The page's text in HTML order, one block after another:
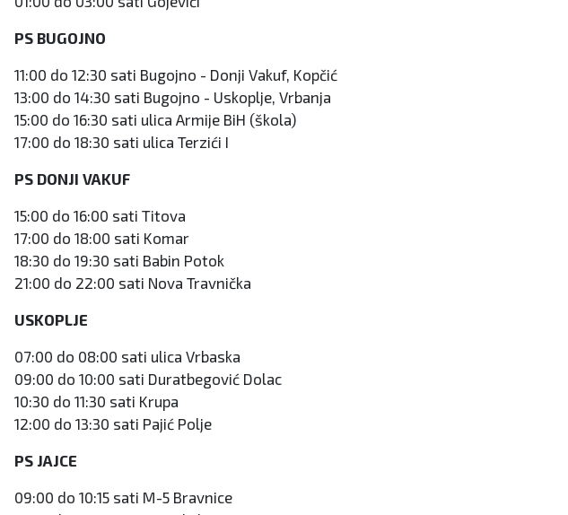
PS BUGOJNO
11:00 do 12:30 sati Bugojno - Donji Vakuf, Kopčić
13:00 do 14:30 sati Bugojno - Uskoplje, Vrbanja
15:00 do 16:30 sati ulica Armije BiH (škola)
17:00 do 18:30 sati ulica Terzići I
PS DONJI VAKUF
15:00 do 16:00 sati Titova
17:00 do 18:00 sati Komar
18:30 do 19:30 sati Babin Potok
21:00 do 22:00 sati Nova Travnička
USKOPLJE
07:00 do 08:00 sati ulica Vrbaska
09:00 do 10:00 sati Duratbegović Dolac
10:30 do 11:30 sati Krupa
12:00 do 13:30 sati Pajić Polje
PS JAJCE
09:00 do 10:15 sati M-5 Bravnice